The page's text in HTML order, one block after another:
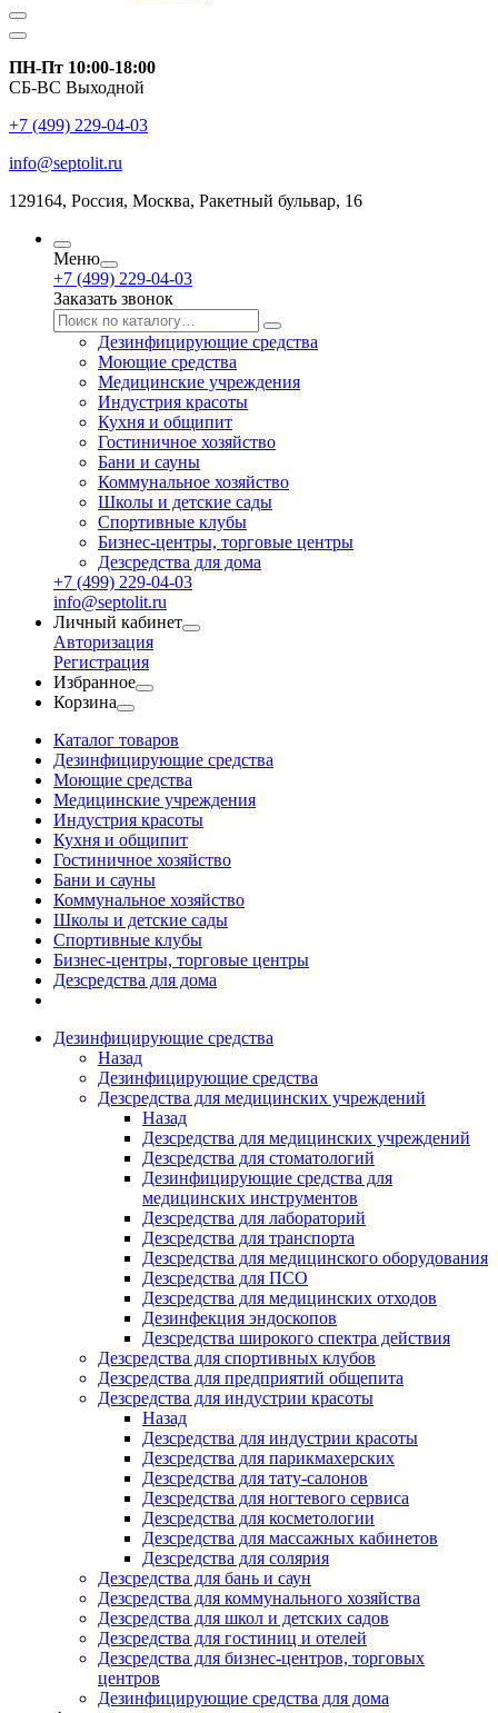
ПН-Пт 10:00-18:00
СБ-ВС Выходной
+7 (499) 229-04-03
info@septolit.ru
129164, Россия, Москва, Ракетный бульвар, 16
Меню
+7 (499) 229-04-03
Заказать звонок
Дезинфицирующие средства
Моющие средства
Медицинские учреждения
Индустрия красоты
Кухня и общипит
Гостиничное хозяйство
Бани и сауны
Коммунальное хозяйство
Школы и детские сады
Спортивные клубы
Бизнес-центры, торговые центры
Дезсредства для дома
+7 (499) 229-04-03
info@septolit.ru
Личный кабинет
Авторизация
Регистрация
Избранное
Корзина
Каталог товаров
Дезинфицирующие средства
Моющие средства
Медицинские учреждения
Индустрия красоты
Кухня и общипит
Гостиничное хозяйство
Бани и сауны
Коммунальное хозяйство
Школы и детские сады
Спортивные клубы
Бизнес-центры, торговые центры
Дезсредства для дома
Дезинфицирующие средства
Назад
Дезинфицирующие средства
Дезсредства для медицинских учреждений
Назад
Дезсредства для медицинских учреждений
Дезсредства для стоматологий
Дезинфицирующие средства для
медицинских инструментов
Дезсредства для лабораторий
Дезсредства для транспорта
Дезсредства для медицинского оборудования
Дезсредства для ПСО
Дезсредства для медицинских отходов
Дезинфекция эндоскопов
Дезсредства широкого спектра действия
Дезсредства для спортивных клубов
Дезсредства для предприятий общепита
Дезсредства для индустрии красоты
Назад
Дезсредства для индустрии красоты
Дезсредства для парикмахерских
Дезсредства для тату-салонов
Дезсредства для ногтевого сервиса
Дезсредства для косметологии
Дезсредства для массажных кабинетов
Дезсредства для солярия
Дезсредства для бань и саун
Дезсредства для коммунального хозяйства
Дезсредства для школ и детских садов
Дезсредства для гостиниц и отелей
Дезсредства для бизнес-центров, торговых
центров
Дезинфицирующие средства для дома